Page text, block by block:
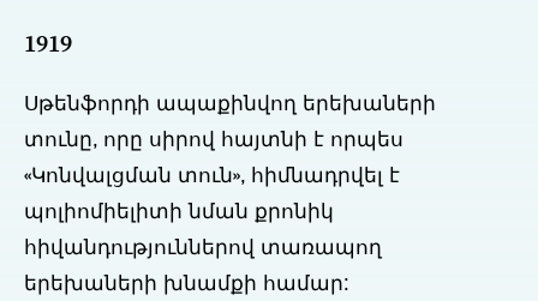
1919
Սթենֆորդի ապաքինվող երեխաների
տունը, որը սիրով հայտնի է որպես
«Կոնվալցման տուն», հիմնադրվել է
պոլիոմիելիտի նման քրոնիկ
հիվանդություններով տառապող
երեխաների խնամքի համար: